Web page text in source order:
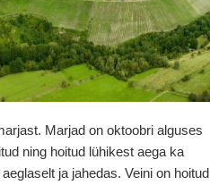
Marjad on oktoobri alguses
ning hoitud lühikest aega ka
ja jahedas. Veini on hoitud